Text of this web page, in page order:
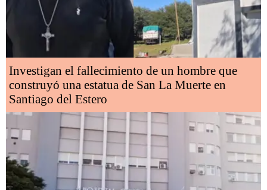
Investigan el fallecimiento de un hombre que
construyó una estatua de San La Muerte en
Santiago del Estero